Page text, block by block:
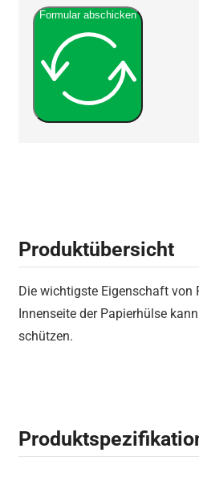
Formular abschicken
Produktübersicht
Die wichtigste Eigenschaft von
Innenseite der Papierhülse
schützen.